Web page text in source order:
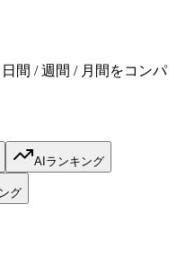
間 / 週間 / 月間をコンパ
AIランキング
グ